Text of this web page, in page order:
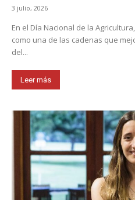
3 julio, 2026
En el Día Nacional de la
como una de las cadenas que
del...
Leer más